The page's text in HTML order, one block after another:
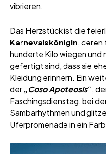
vibrieren.
Das Herzstück ist die
Karnevalskönigin,
hunderte Kilo wiegen und
gefertigt sind, dass sie
Kleidung erinnern. Ein
der „Coso Apoteosis“,
Faschingsdienstag, bei
Sambarhythmen und
Uferpromenade in ein